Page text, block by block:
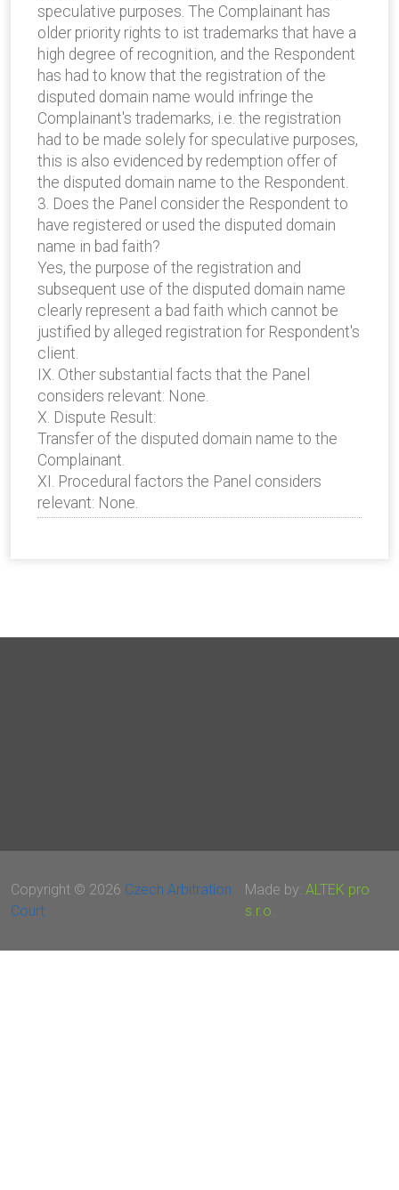
speculative purposes. The Complainant has
older priority rights to ist trademarks that have a
high degree of recognition, and the Respondent
has had to know that the registration of the
disputed domain name would infringe the
Complainant's trademarks, i.e. the registration
had to be made solely for speculative purposes,
this is also evidenced by redemption offer of
the disputed domain name to the Respondent.
3. Does the Panel consider the Respondent to
have registered or used the disputed domain
name in bad faith?
Yes, the purpose of the registration and
subsequent use of the disputed domain name
clearly represent a bad faith which cannot be
justified by alleged registration for Respondent's
client.
IX. Other substantial facts that the Panel
considers relevant: None.
X. Dispute Result:
Transfer of the disputed domain name to the
Complainant.
XI. Procedural factors the Panel considers
relevant: None.
Copyright © 2026 Czech Arbitration
Court
Made by: ALTEK pro
s.r.o.